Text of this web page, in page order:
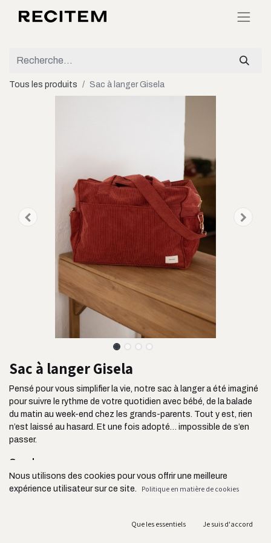
Tous les produits Sac à langer Gisela
Sac à langer Gisela
Pensé pour vous simplifier la vie, notre sac à langer a été imaginé
pour suivre le rythme de votre quotidien avec bébé, de la balade
du matin au week-end chez les grands-parents. Tout y est, rien
n’est laissé au hasard. Et une fois adopté… impossible de s’en
passer.
On adore :
Ses deux poches latérales extérieures : parfaites pour
Sa contenance de 22 litres
Nous utilisons des cookies pour vous offrir une meilleure
expérience utilisateur sur ce site.
Politique en matière de cookies
Que les essentiels Je suis d'accord